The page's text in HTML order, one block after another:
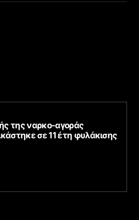
της ναρκο-αγοράς
σε 11 έτη φυλάκισης